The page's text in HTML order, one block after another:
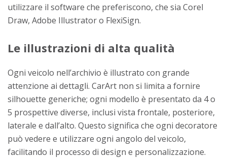
utilizzare il software che preferiscono, che sia Corel
Draw, Adobe Illustrator o FlexiSign.
Le illustrazioni di alta qualità
Ogni veicolo nell’archivio è illustrato con grande
attenzione ai dettagli. CarArt non si limita a fornire
silhouette generiche; ogni modello è presentato da 4 o
5 prospettive diverse, inclusi vista frontale, posteriore,
laterale e dall’alto. Questo significa che ogni decoratore
può vedere e utilizzare ogni angolo del veicolo,
facilitando il processo di design e personalizzazione.